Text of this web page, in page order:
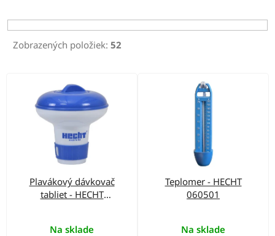
p
rZobrazených položiek: 52
Plavákový dávkovač
tabliet - HECHT
Na sklade
Teplomer - HECHT
060501
Na sklade